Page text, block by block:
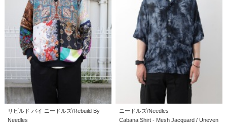
リビルド バイ ニードルズ/Rebuild By
Needles
ニードルズ/Needles
Cabana Shirt - Mesh Jacquard / Uneven